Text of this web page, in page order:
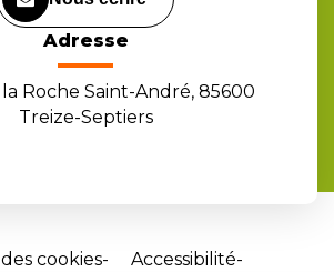
Adresse
Roche Saint-André, 85600
Treize-Septiers
cookies
Accessibilité